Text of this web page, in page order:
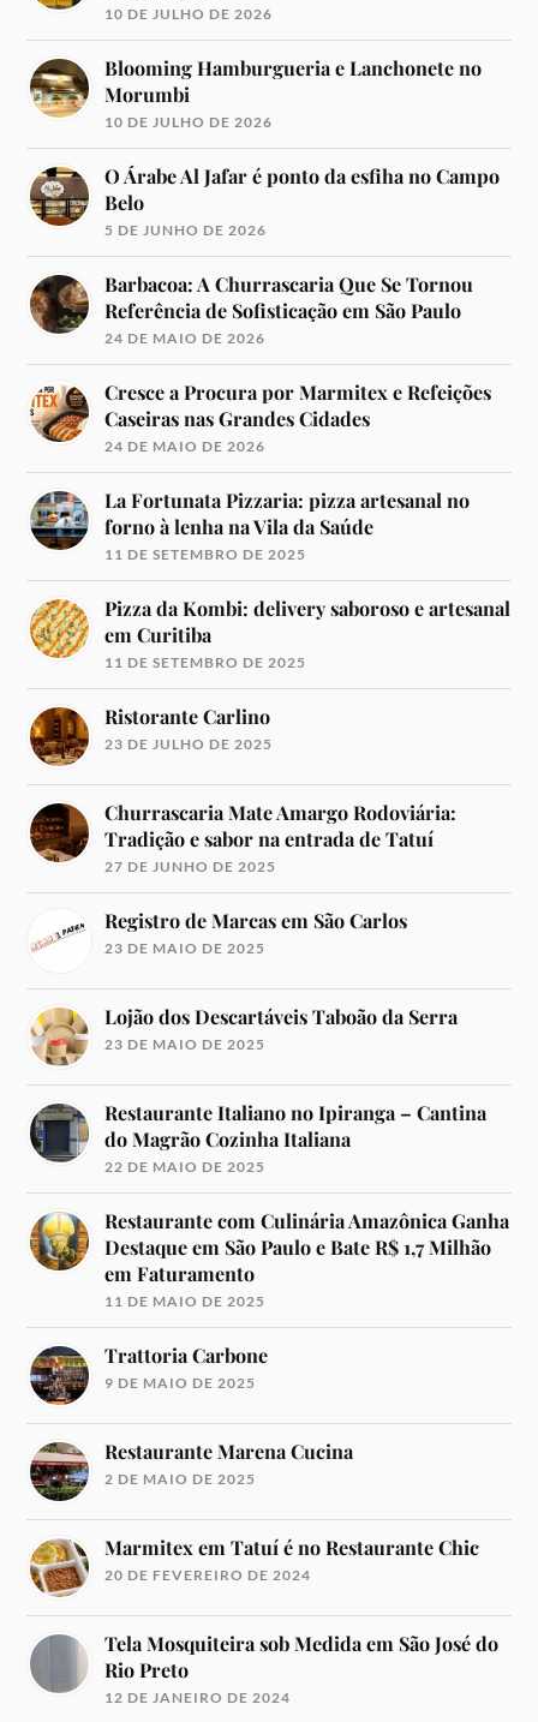
10 DE JULHO DE 2026
Blooming Hamburgueria e Lanchonete no
Morumbi
10 DE JULHO DE 2026
O Árabe Al Jafar é ponto da esfiha no Campo
Belo
5 DE JUNHO DE 2026
Barbacoa: A Churrascaria Que Se Tornou
Referência de Sofisticação em São Paulo
24 DE MAIO DE 2026
Cresce a Procura por Marmitex e Refeições
Caseiras nas Grandes Cidades
24 DE MAIO DE 2026
La Fortunata Pizzaria: pizza artesanal no
forno à lenha na Vila da Saúde
11 DE SETEMBRO DE 2025
Pizza da Kombi: delivery saboroso e artesanal
em Curitiba
11 DE SETEMBRO DE 2025
Ristorante Carlino
23 DE JULHO DE 2025
Churrascaria Mate Amargo Rodoviária:
Tradição e sabor na entrada de Tatuí
27 DE JUNHO DE 2025
Registro de Marcas em São Carlos
23 DE MAIO DE 2025
Lojão dos Descartáveis Taboão da Serra
23 DE MAIO DE 2025
Restaurante Italiano no Ipiranga – Cantina
do Magrão Cozinha Italiana
22 DE MAIO DE 2025
Restaurante com Culinária Amazônica Ganha
Destaque em São Paulo e Bate R$ 1,7 Milhão
em Faturamento
11 DE MAIO DE 2025
Trattoria Carbone
9 DE MAIO DE 2025
Restaurante Marena Cucina
2 DE MAIO DE 2025
Marmitex em Tatuí é no Restaurante Chic
20 DE FEVEREIRO DE 2024
Tela Mosquiteira sob Medida em São José do
Rio Preto
12 DE JANEIRO DE 2024